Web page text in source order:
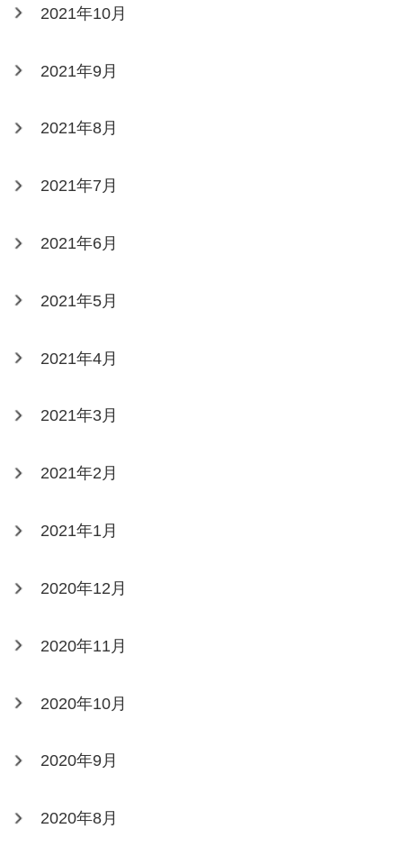
2021年10月
2021年9月
2021年8月
2021年7月
2021年6月
2021年5月
2021年4月
2021年3月
2021年2月
2021年1月
2020年12月
2020年11月
2020年10月
2020年9月
2020年8月